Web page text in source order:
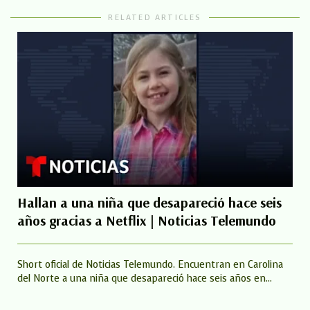
RELATED ARTICLES
Hallan a una niña que desapareció hace seis
años gracias a Netflix | Noticias Telemundo
Short oficial de Noticias Telemundo. Encuentran en Carolina
del Norte a una niña que desapareció hace seis años en...